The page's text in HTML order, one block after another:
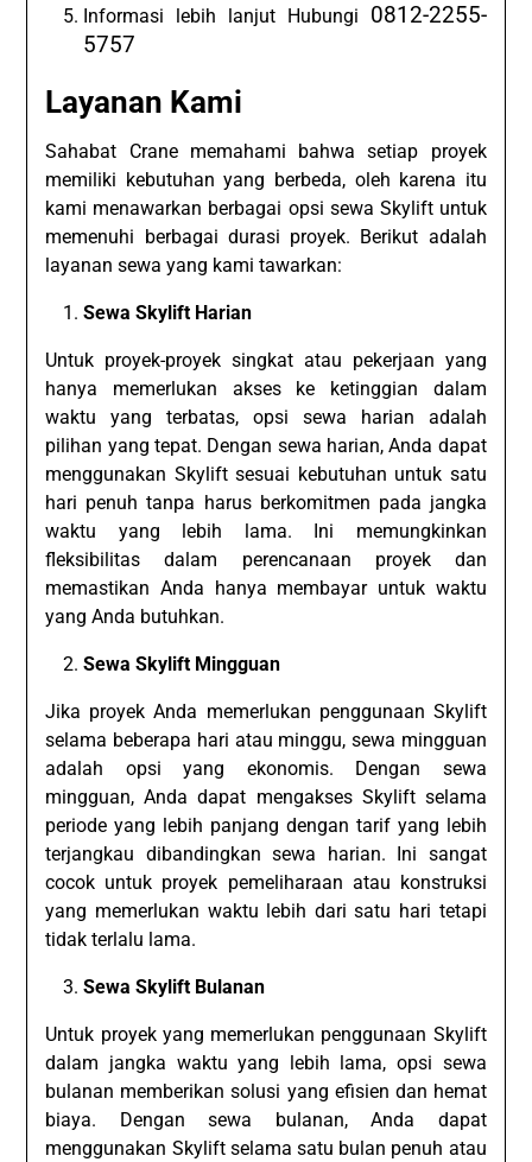
Informasi lebih lanjut Hubungi 0812-2255-
5757
Layanan Kami
Sahabat Crane memahami bahwa setiap proyek
memiliki kebutuhan yang berbeda, oleh karena itu
kami menawarkan berbagai opsi sewa Skylift untuk
memenuhi berbagai durasi proyek. Berikut adalah
layanan sewa yang kami tawarkan:
Sewa Skylift Harian
Untuk proyek-proyek singkat atau pekerjaan yang
hanya memerlukan akses ke ketinggian dalam
waktu yang terbatas, opsi sewa harian adalah
pilihan yang tepat. Dengan sewa harian, Anda dapat
menggunakan Skylift sesuai kebutuhan untuk satu
hari penuh tanpa harus berkomitmen pada jangka
waktu yang lebih lama. Ini memungkinkan
fleksibilitas dalam perencanaan proyek dan
memastikan Anda hanya membayar untuk waktu
yang Anda butuhkan.
Sewa Skylift Mingguan
Jika proyek Anda memerlukan penggunaan Skylift
selama beberapa hari atau minggu, sewa mingguan
adalah opsi yang ekonomis. Dengan sewa
mingguan, Anda dapat mengakses Skylift selama
periode yang lebih panjang dengan tarif yang lebih
terjangkau dibandingkan sewa harian. Ini sangat
cocok untuk proyek pemeliharaan atau konstruksi
yang memerlukan waktu lebih dari satu hari tetapi
tidak terlalu lama.
Sewa Skylift Bulanan
Untuk proyek yang memerlukan penggunaan Skylift
dalam jangka waktu yang lebih lama, opsi sewa
bulanan memberikan solusi yang efisien dan hemat
biaya. Dengan sewa bulanan, Anda dapat
menggunakan Skylift selama satu bulan penuh atau